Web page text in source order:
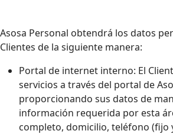
Asosa Personal obtendrá los datos
Clientes de la siguiente manera:
Portal de internet interno: El
servicios a través del portal de
proporcionando sus datos de
información requerida por esta
completo, domicilio, teléfono (fijo